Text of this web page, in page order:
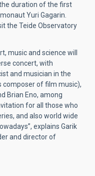
duration of the first
Yuri Gagarin.
the Teide Observatory
music and science will
concert, with
and musician in the
composer of film music),
Brian Eno, among
for all those who
and also world wide
explains Garik
and director of